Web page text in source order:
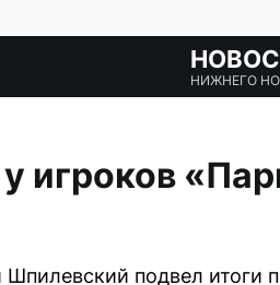
НИЖНЕГО
игроков
подвел итоги